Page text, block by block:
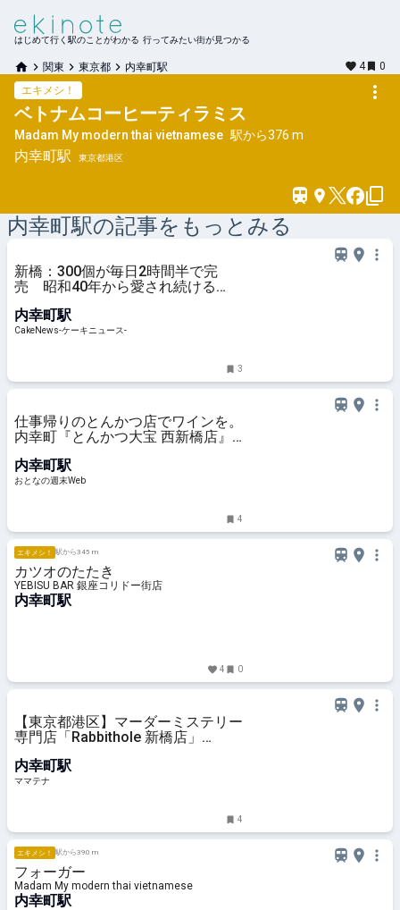
はじめて行く駅のことがわかる 行ってみたい街が見つかる
関東 東京都 内幸町駅 4
0
エキメシ！
ベトナムコーヒーティラミス
Madam My modern thai vietnamese 駅から376 m
内幸町駅 東京都港区
内幸町駅の記事をもっとみる
新橋：300個が毎日2時間半で完
売 昭和40年から愛され続ける
木村屋」を訪問
内幸町駅
CakeNews-ケーキニュース-
3
仕事帰りのとんかつ店でワインを。
内幸町『とんかつ大宝 西新橋店』
内幸町駅
おとなの週末Web
4
エキメシ！ 駅から345 m
カツオのたたき
YEBISU BAR 銀座コリドー街店
内幸町駅
4 0
【東京都港区】マーダーミステリー
専門店「Rabbithole 新橋店」
| ママテナ
内幸町駅
ママテナ
4
エキメシ！ 駅から390 m
フォーガー
Madam My modern thai vietnamese
内幸町駅